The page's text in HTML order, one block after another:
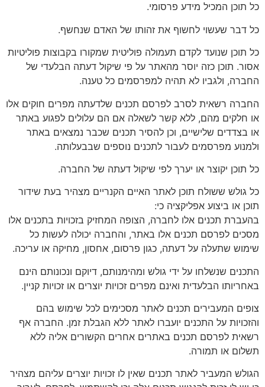
כל תוכן המכיל מידע פרסומי.
כל דבר שעשוי לחשוף את זהותו של האדם שנחשף.
כל תוכן שנועד לקדם תעמולה פוליטית שמקורו בקבוצות פוליטיות
אסור. תוכן כזה יוסר מהאתר על פי שיקול דעתה הבלעדי של
החברה, ולגביו לא תהיה למפרסמים כל טענה.
החברה רשאית לסרב לפרסם תכנים שלדעתה מפרים חוקים אלו
או חלקים מהם, ללא קשר לשאלה אם הם עלולים לפגוע באתר
או בצדדים שלישיים, וכן להסיר תכנים שכבר נמצאים באתר
ולמנוע מפרסמים לעבור לתכנים נוספים שבבעלותה.
כל תוכן יקוצר או יערך לפי שיקול דעתה של החברה.
כל גולש ששולח תוכן לאתר האיים הקנריים מצהיר בעת שידור
תוכן או ביצוע אפליקציה כי:
בהעברת תכנים אלו לחברה, הצופה המחזיק בזכויות בתכנים אלו
מסכים לפרסם תכנים אלו באתר, והחברה יכולה לעשות כל
שימוש שתעלה על דעתה, כגון פרסום, אחסון, מחיקה או עריכה.
התכנים שנשלחו על ידי גולש ומהימנותם, דיוקם ונכונותם הינם
באחריותו הבלעדית ואינם מפרים זכויות יוצרים או זכויות קניין.
צופים המעבירים תכנים לאתר מסכימים לכל שימוש בהם
והזכויות על התכנים יועברו לאתר ללא הגבלת זמן. החברה אף
רשאית לפרסם תכנים באתרים אחרים הקשורים אליה ללא
תשלום או תמורה.
הגולש המעביר לאתר תכנים שאין לו זכויות יוצרים עליהם מצהיר